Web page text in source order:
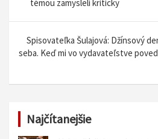
i
c
témou zamysleli kriticky
Spisovateľka Šulajová: Džínsový
seba. Keď mi vo vydavateľstve
Najčítanejšie